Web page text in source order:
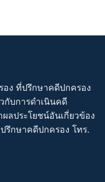
อง ที่ปรึกษาคดีปกครอง
กับการดำเนินคดี
ลประโยชน์อันเกี่ยวข้อง
ปรึกษาคดีปกครอง โทร.